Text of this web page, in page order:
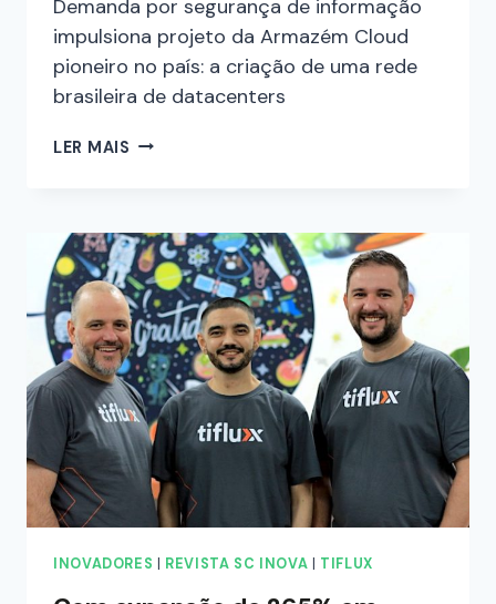
Demanda por segurança de informação
impulsiona projeto da Armazém Cloud
pioneiro no país: a criação de uma rede
brasileira de datacenters
LER MAIS
INOVADORES REVISTA SC INOVA TIFLUX